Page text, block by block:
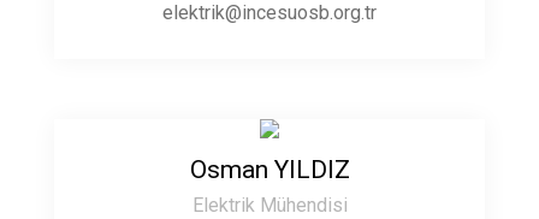
elektrik@incesuosb.org.tr
Osman YILDIZ
Elektrik Mühendisi